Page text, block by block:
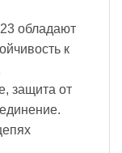
обладают
к
защита от